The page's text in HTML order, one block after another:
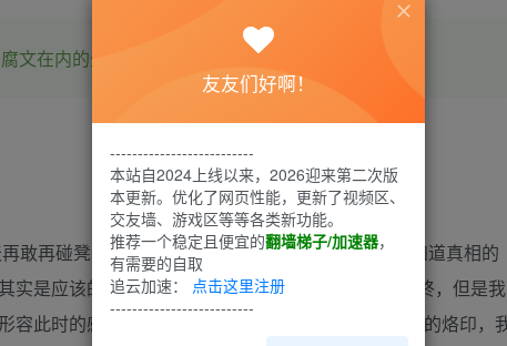
文在内的全网书源。
敢再碰凳子，尽管后来屁股上的伤好了，尽管后来知道真相的
是应该的，虽然我与“妖精”的较量以我的的胜利告终，但是我
容此时的感觉，我只知道，在我心里已经留下了很深的烙印，
友友们好啊！
--------------------------
本站自2024上线以来，2026迎来第二次版
本更新。优化了网页性能，更新了视频区、
交友墙、游戏区等等各类新功能。
推荐一个稳定且便宜的翻墙梯子/加速器，
有需要的自取
追云加速： 点击这里注册
--------------------------